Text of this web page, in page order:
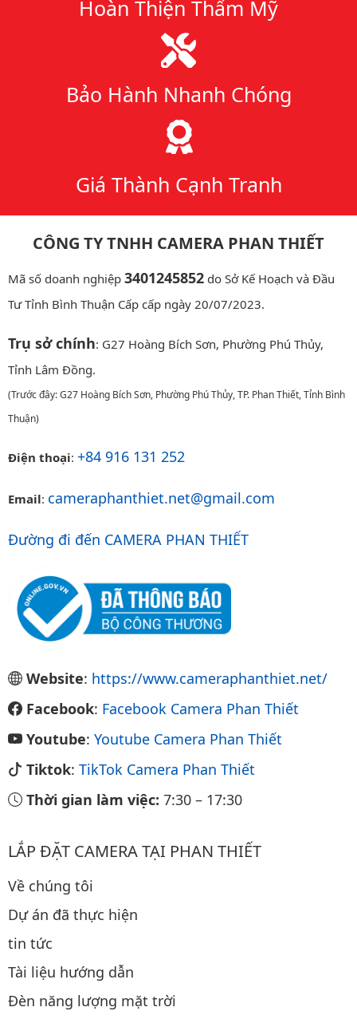
Hoàn Thiện Thẩm Mỹ
Bảo Hành Nhanh Chóng
Giá Thành Cạnh Tranh
CÔNG TY TNHH CAMERA PHAN THIẾT
Mã số doanh nghiệp 3401245852 do Sở Kế Hoạch và Đầu
Tư Tỉnh Bình Thuận Cấp cấp ngày 20/07/2023.
Trụ sở chính: G27 Hoàng Bích Sơn, Phường Phú Thủy,
Tỉnh Lâm Đồng.
(Trước đây: G27 Hoàng Bích Sơn, Phường Phú Thủy, TP. Phan Thiết, Tỉnh Bình
Thuận)
Điện thoại: +84 916 131 252
Email: cameraphanthiet.net@gmail.com
Đường đi đến CAMERA PHAN THIẾT
Website: https://www.cameraphanthiet.net/
Facebook: Facebook Camera Phan Thiết
Youtube: Youtube Camera Phan Thiết
Tiktok: TikTok Camera Phan Thiết
Thời gian làm việc: 7:30 – 17:30
LẮP ĐẶT CAMERA TẠI PHAN THIẾT
Về chúng tôi
Dự án đã thực hiện
tin tức
Tài liệu hướng dẫn
Đèn năng lượng mặt trời